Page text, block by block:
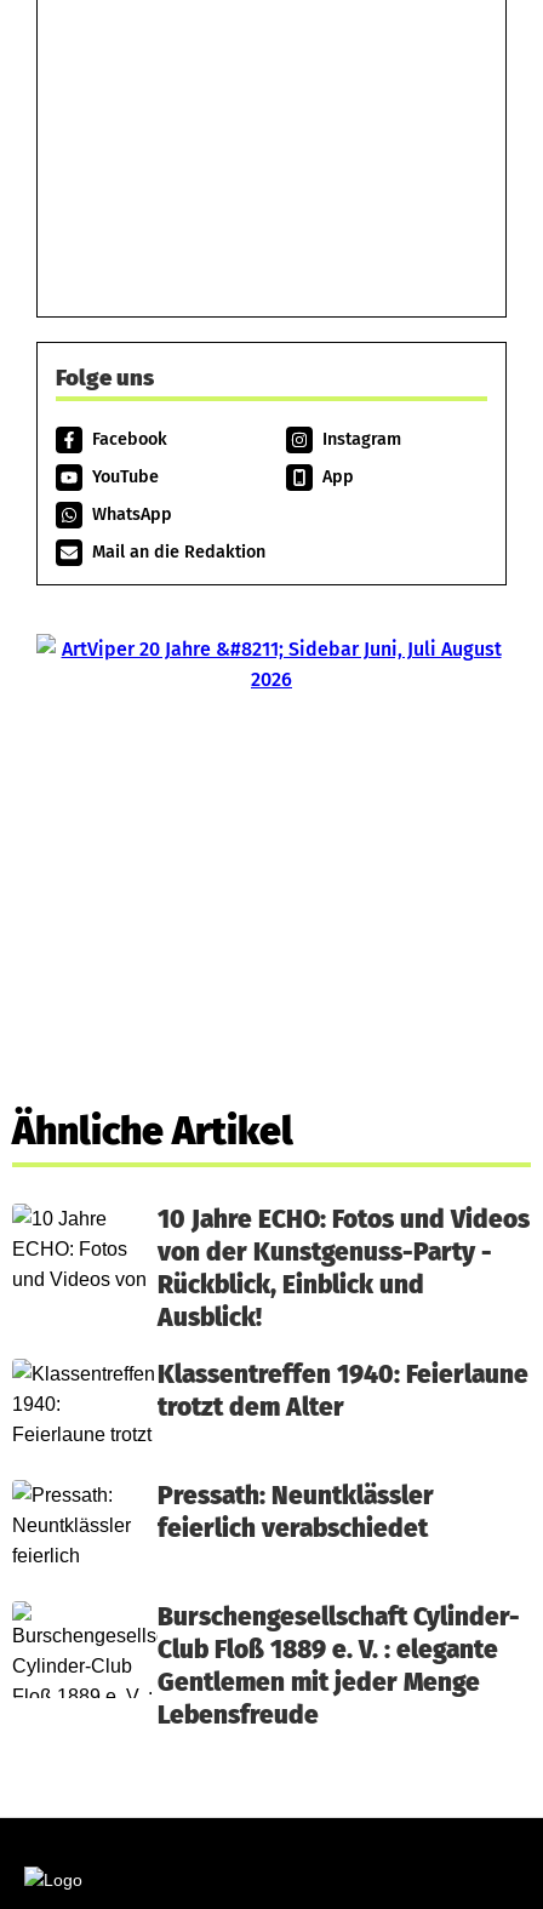
Folge uns
Facebook
Instagram
YouTube
App
WhatsApp
Mail an die Redaktion
Ähnliche Artikel
10 Jahre ECHO: Fotos und Videos
von der Kunstgenuss-Party -
Rückblick, Einblick und
Ausblick!
Klassentreffen 1940: Feierlaune
trotzt dem Alter
Pressath: Neuntklässler
feierlich verabschiedet
Burschengesellschaft Cylinder-
Club Floß 1889 e. V. : elegante
Gentlemen mit jeder Menge
Lebensfreude